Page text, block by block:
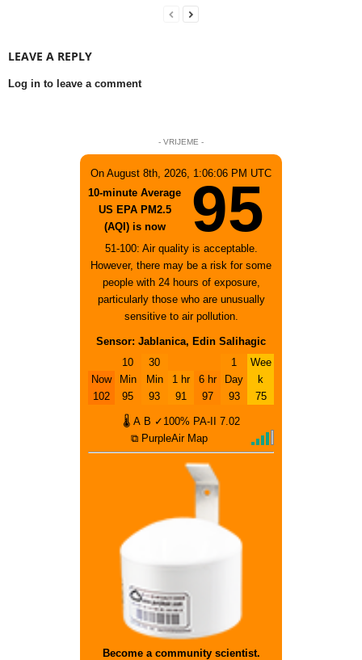
LEAVE A REPLY
Log in to leave a comment
- VRIJEME -
On August 8th, 2026, 1:06:06 PM UTC
10-minute Average
US EPA PM2.5
(AQI) is now
95
51-100: Air quality is acceptable.
However, there may be a risk for some
people with 24 hours of exposure,
particularly those who are unusually
sensitive to air pollution.
Sensor: Jablanica, Edin Salihagic
Now
102
10
Min
95
30
Min
93
1 hr
91
6 hr
97
1
Day
93
Wee
k
75
🌡 A B ✓100% PA-II 7.02
⧉ PurpleAir Map
Become a community scientist.